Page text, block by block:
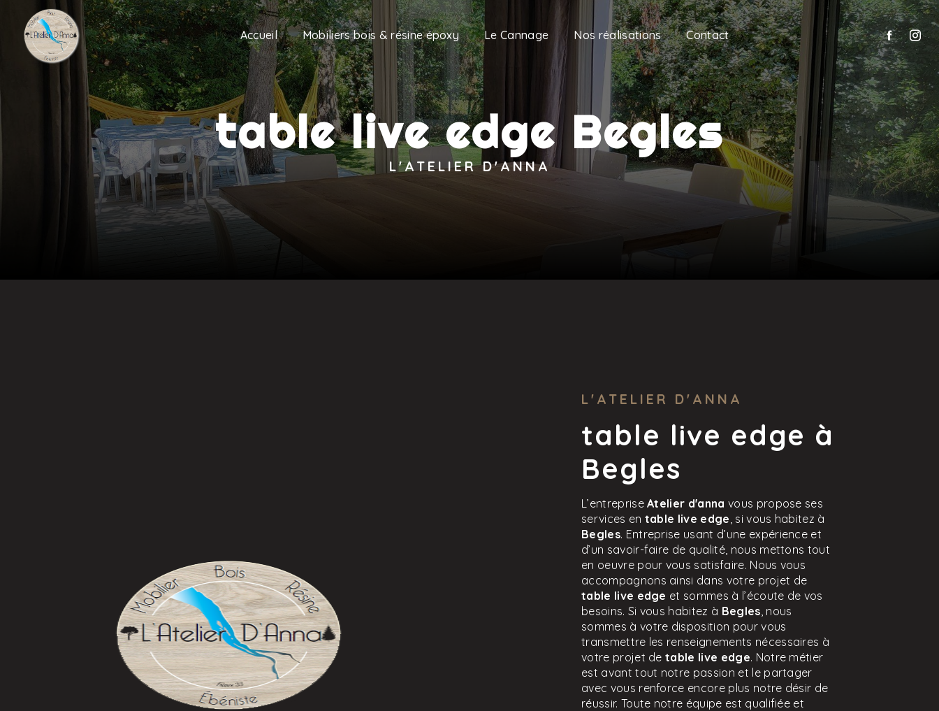
Accueil Mobiliers bois & résine époxy Le Cannage Nos réalisations Contact
table live edge Begles
L'ATELIER D'ANNA
L'ATELIER D'ANNA
table live edge à
Begles
L’entrepriseAtelier d'anna vous propose ses
services en table live edge, si vous habitez à
Begles. Entreprise usant d’une expérience et
d’un savoir-faire de qualité, nous mettons tout
en oeuvre pour vous satisfaire. Nous vous
accompagnons ainsi dans votre projet de
table live edge et sommes à l’écoute de vos
besoins. Si vous habitez à Begles, nous
sommes à votre disposition pour vous
transmettre les renseignements nécessaires à
votre projet detable live edge. Notre métier
est avant tout notre passion et le partager
avec vous renforce encore plus notre désir de
réussir. Toute notre équipe est qualifiée et
Panneau de gestion des cookies